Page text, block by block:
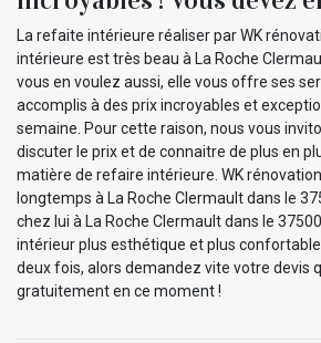
La refaite intérieure réaliser par WK
intérieure est très beau à La Roche
vous en voulez aussi, elle vous offre ses
accomplis à des prix incroyables et
semaine. Pour cette raison, nous vous
discuter le prix et de connaitre de plus en
matière de refaire intérieure. WK
longtemps à La Roche Clermault dans le
chez lui à La Roche Clermault dans le
intérieur plus esthétique et plus
deux fois, alors demandez vite votre devis
gratuitement en ce moment !